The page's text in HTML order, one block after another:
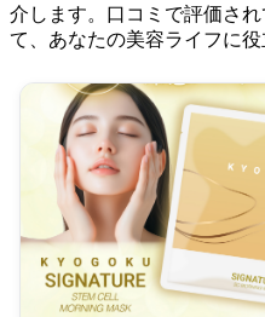
介します。口コミで評価さ
て、あなたの美容ライフに役